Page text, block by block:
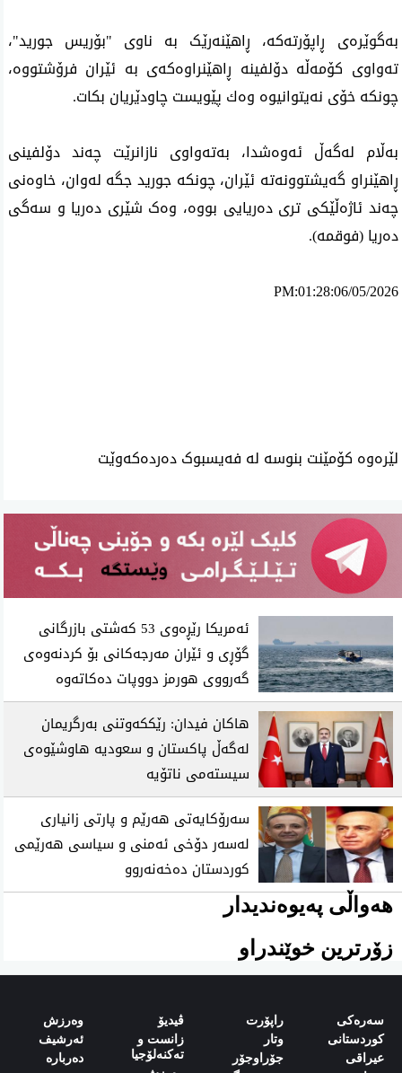
بەگوێرەی ڕاپۆرتەکە، ڕاهێنەرێک بە ناوی "بۆریس جورید"،
تەواوی کۆمەڵە دۆلفینه‌ ڕاهێنراوەکەی بە ئێران فرۆشتووە،
چونكه‌ خۆی نه‌یتوانیوه‌ وه‌ك پێویست چاودێریان بكات.
به‌ڵام له‌گه‌ڵ ئه‌وه‌شدا، به‌تەواوی نازانرێت چەند دۆلفینی
ڕاهێنراو گەیشتوونەتە ئێران، چونکە جورید جگە لەوان، خاوەنی
چەند ئاژەڵێکی تری دەریایی بووە، وەک شێری دەریا و سه‌گی
ده‌ریا (فوقمه‌).
PM:01:28:06/05/2026
لێرەوە کۆمێنت بنوسە لە فەیسبوک دەردەکەوێت
ئەمریکا رێڕەوی 53 کەشتی بازرگانی
گۆڕی و ئێران مەرجەکانی بۆ کردنەوەی
گەرووی هورمز دووپات دەکاتەوە
هاکان فیدان: رێککەوتنی بەرگریمان
لەگەڵ پاکستان و سعودیە هاوشێوەی
سیستەمی ناتۆیە
سەرۆکایەتی هەرێم و پارتی زانیاری
لەسەر دۆخی ئەمنی و سیاسی هەرێمی
کوردستان دەخەنەروو
هەواڵی پەیوەندیدار
زۆرترین خوێندراو
سەرەکی
کوردستانی
‌‌عیراقی‌
راپۆرت
وتار
جۆراوجۆر
ڤیدیۆ
زانست و
تەکنەلۆجیا
وەرزش‌
ئەرشیف
دەربارە‌